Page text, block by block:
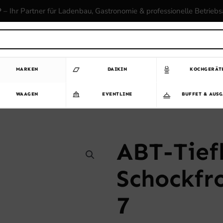
– Ihr Partner für Ladenbau, Gastronomie & professionelle
MARKEN DAIKIN
WAAGEN EVENTLINE BUFFET &
ABT-
7